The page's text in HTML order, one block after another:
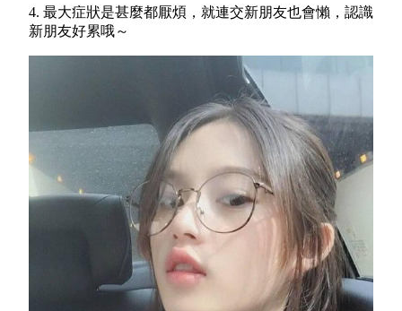
4. 最大症狀是甚麼都厭煩，就連交新朋友也會懶，認識
新朋友好累哦～